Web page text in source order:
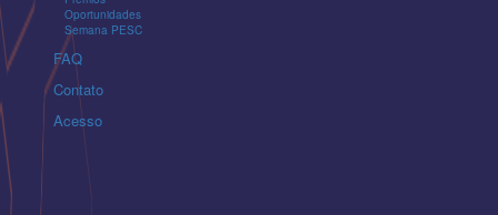
Oportunidades
Semana PESC
FAQ
Contato
Acesso